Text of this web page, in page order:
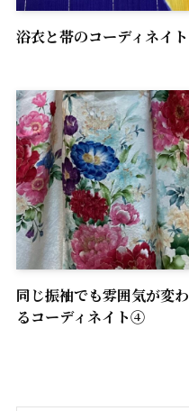
浴衣と帯のコーディネイト
同じ振袖でも雰囲気が変わ
るコーディネイト④